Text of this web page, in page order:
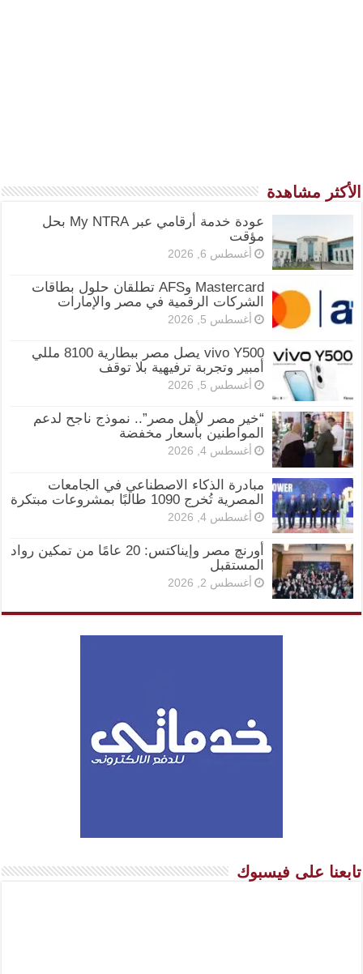
الأكثر مشاهدة
عودة خدمة أرقامي عبر My NTRA بحل
مؤقت
أغسطس 6, 2026
Mastercard وAFS تطلقان حلول بطاقات
الشركات الرقمية في مصر والإمارات
أغسطس 5, 2026
vivo Y500 يصل مصر ببطارية 8100 مللي
أمبير وتجربة ترفيهية بلا توقف
أغسطس 5, 2026
“خير مصر لأهل مصر”.. نموذج ناجح لدعم
المواطنين بأسعار مخفضة
أغسطس 4, 2026
مبادرة الذكاء الاصطناعي في الجامعات
المصرية تُخرج 1090 طالبًا بمشروعات مبتكرة
أغسطس 4, 2026
أورنچ مصر وإيناكتس: 20 عامًا من تمكين رواد
المستقبل
أغسطس 2, 2026
تابعنا على فيسبوك